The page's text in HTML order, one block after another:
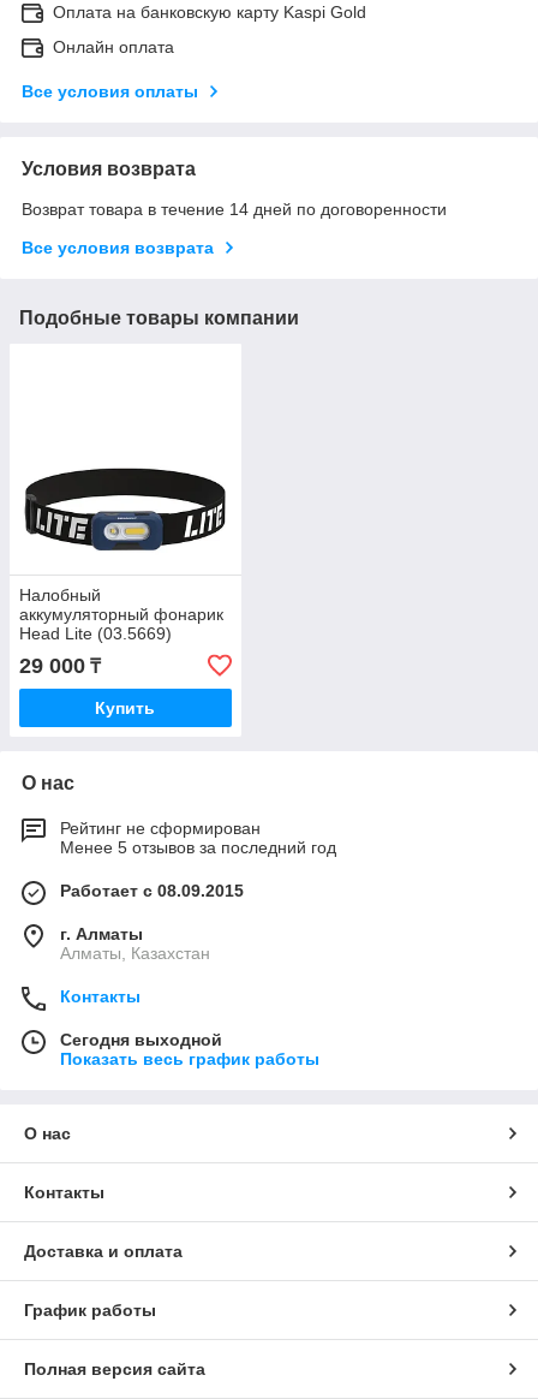
Оплата на банковскую карту Kaspi Gold
Онлайн оплата
Все условия оплаты
Условия возврата
Возврат товара в течение 14 дней по договоренности
Все условия возврата
Подобные товары компании
Налобный
аккумуляторный фонарик
Head Lite (03.5669)
29 000 ₸
Купить
О нас
Рейтинг не сформирован
Менее 5 отзывов за последний год
Работает с 08.09.2015
г. Алматы
Алматы, Казахстан
Контакты
Сегодня выходной
Показать весь график работы
О нас
Контакты
Доставка и оплата
График работы
Полная версия сайта